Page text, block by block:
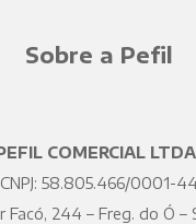
Sobre a Pefil
COMERCIAL
CNPJ: 58.805.466/0001-44
Facó, 244 – Freg. do Ó –